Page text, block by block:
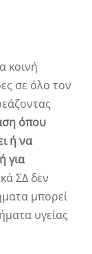
κοινή
σε όλο τον
όπου
ή να
για
ΣΔ δεν
μπορεί
υγείας